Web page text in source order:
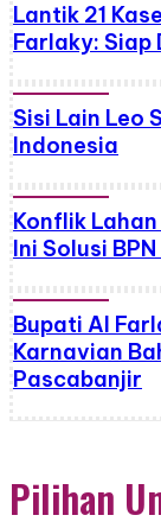
Lantik 21
Farlaky: Siap
Sisi Lain Leo
Indonesia
Konflik
Ini Solusi
Bupati Al
Karnavian
Pascabanjir
Pilihan